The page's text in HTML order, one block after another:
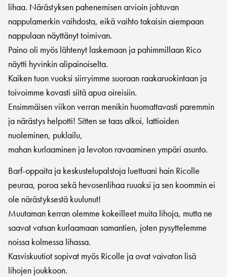
lihaa. Närästyksen pahenemisen arvioin johtuvan
nappulamerkin vaihdosta, eikä vaihto takaisin aiempaan
nappulaan näyttänyt toimivan.
Paino oli myös lähtenyt laskemaan ja pahimmillaan Rico
näytti hyvinkin alipainoiselta.
Kaiken tuon vuoksi siirryimme suoraan raakaruokintaan ja
toivoimme kovasti siitä apua oireisiin.
Ensimmäisen viikon verran menikin huomattavasti paremmin
ja närästys helpotti! Sitten se taas alkoi, lattioiden
nuoleminen, puklailu,
mahan kurlaaminen ja levoton ravaaminen ympäri asunto.
Barf-oppaita ja keskustelupalstoja luettuani hain Ricolle
peuraa, poroa sekä hevosenlihaa ruuaksi ja sen koommin ei
ole närästyksestä kuulunut!
Muutaman kerran olemme kokeilleet muita lihoja, mutta ne
saavat vatsan kurlaamaan samantien, joten pysyttelemme
noissa kolmessa lihassa.
Kasviskuutiot sopivat myös Ricolle ja ovat vaivaton lisä
lihojen joukkoon.